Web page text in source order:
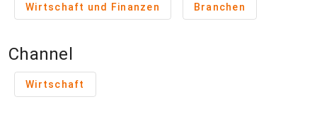
Wirtschaft und Finanzen Branchen
Channel
Wirtschaft